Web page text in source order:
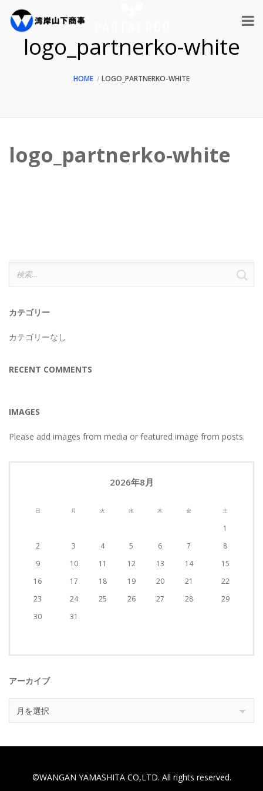
logo_partnerko-white
HOME LOGO_PARTNERKO-WHITE
logo_partnerko-white
カテゴリー
カテゴリーなし
RECENT COMMENTS
IMAGES
Please add images from media or featured image from posts.
2026年8月
日 月 火 水 木 金 土
1
2
3 4 5 6 7
8
9
10 11 12 13 14
15
16
17 18 19 20 21
22
23
24 25 26 27 28
29
30
31
アーカイブ
ー
イ
月を選択
©WANGAN YAMASHITA CO,LTD. All rights reserved.